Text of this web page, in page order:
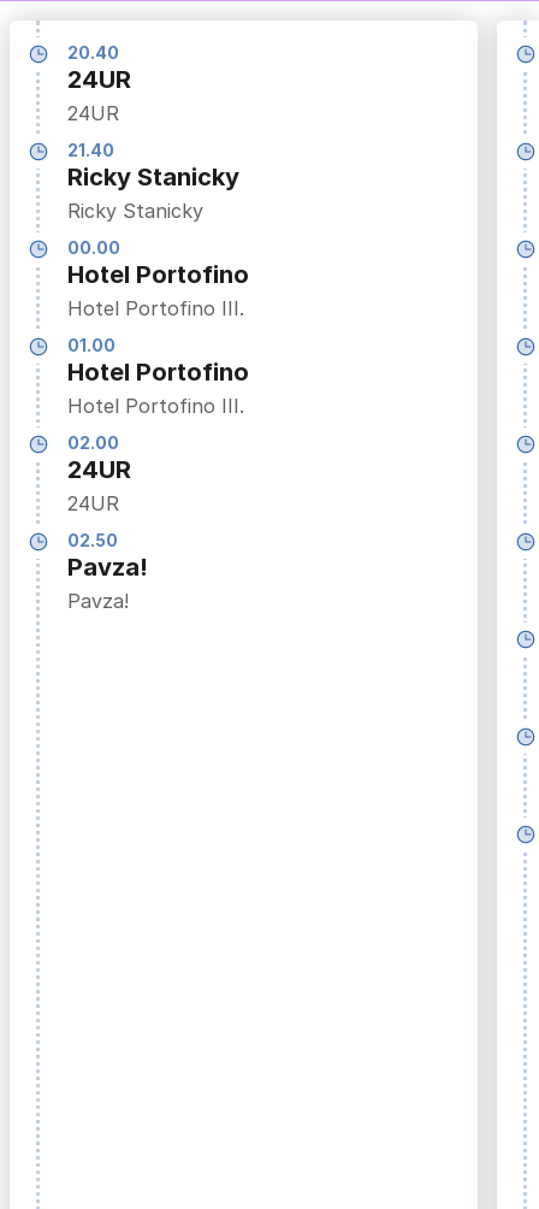
20.40
24UR
24UR
21.40
Ricky Stanicky
Ricky Stanicky
00.00
Hotel Portofino
Hotel Portofino III.
01.00
Hotel Portofino
Hotel Portofino III.
02.00
24UR
24UR
02.50
Pavza!
Pavza!